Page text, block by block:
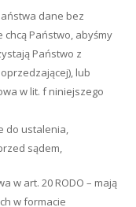
dane bez
Państwo, abyśmy
Państwo z
lub
w lit. f niniejszego
do ustalenia,
sądem,
w art. 20 RODO – mają
w formacie